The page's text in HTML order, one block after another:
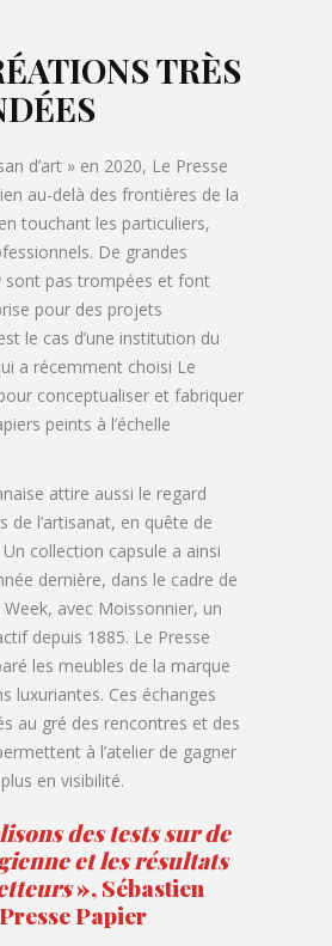
TRÈS
d’art » en 2020, Le Presse
au-delà des frontières de la
touchant les particuliers,
De grandes
sont pas trompées et font
pour des projets
le cas d’une institution du
a récemment choisi Le
conceptualiser et fabriquer
peints à l’échelle
attire aussi le regard
de l’artisanat, en quête de
collection capsule a ainsi
dernière, dans le cadre de
avec Moissonnier, un
depuis 1885. Le Presse
les meubles de la marque
luxuriantes. Ces échanges
au gré des rencontres et des
à l’atelier de gagner
en visibilité.
des tests sur de
et les résultats
», Sébastien
Papier